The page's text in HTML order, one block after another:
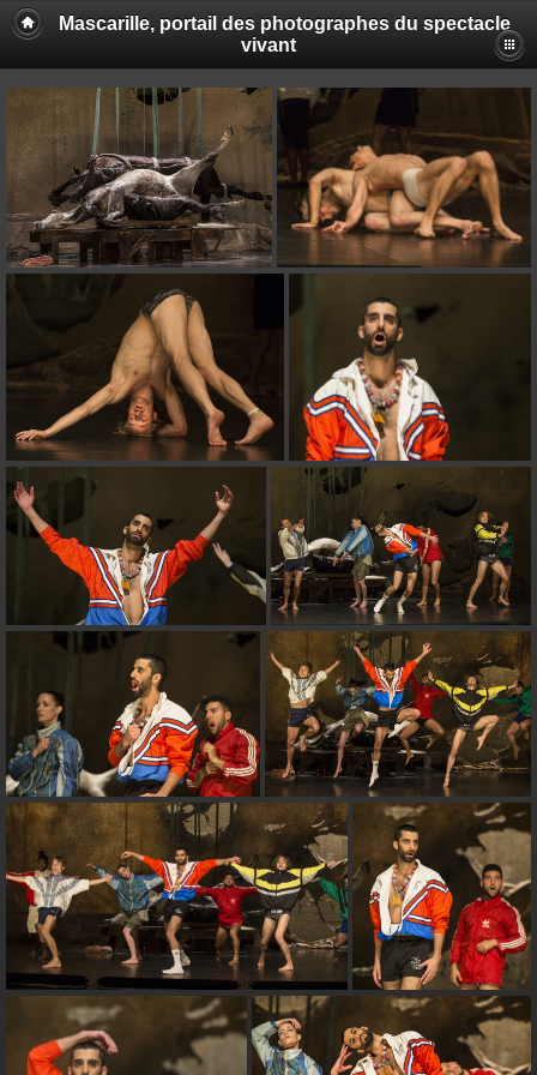
Mascarille, portail des photographes du spectacle
vivant